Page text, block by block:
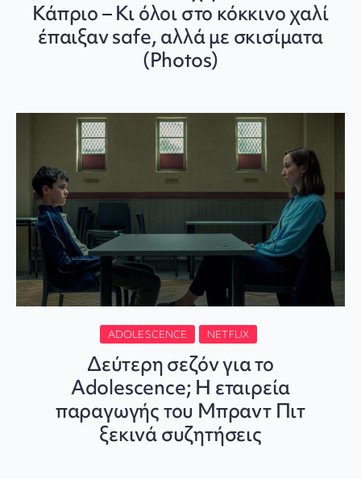
Κάπριο – Κι όλοι στο κόκκινο χαλί
έπαιξαν safe, αλλά με σκισίματα
(Photos)
ADOLESCENCE NETFLIX
Δεύτερη σεζόν για το
Adolescence; Η εταιρεία
παραγωγής του Μπραντ Πιτ
ξεκινά συζητήσεις